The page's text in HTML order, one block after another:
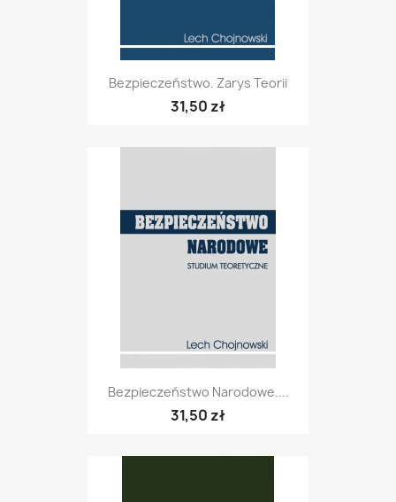
Bezpieczeństwo. Zarys Teorii
31,50 zł
Bezpieczeństwo Narodowe....
31,50 zł